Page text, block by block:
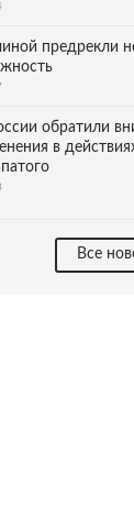
предрекли
обратили
в
Все